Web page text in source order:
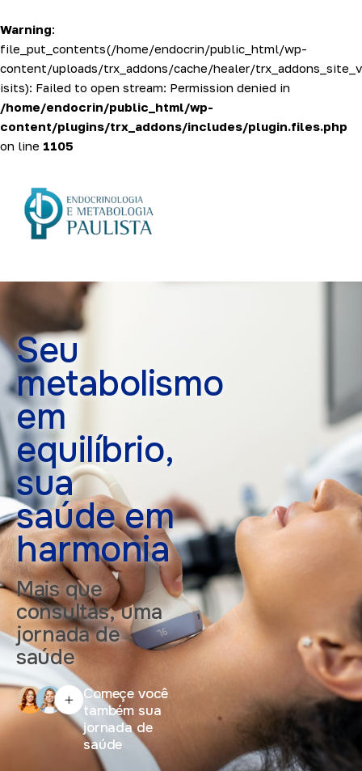
Warning:
file_put_contents(/home/endocrin/public_html/wp-
content/uploads/trx_addons/cache/healer/trx_addons_site_v
isits): Failed to open stream: Permission denied in
/home/endocrin/public_html/wp-
content/plugins/trx_addons/includes/plugin.files.php
on line 1105
Home
Pages
Blog
Seu
metabolismo
em
equilíbrio,
sua
saúde em
harmonia
Mais que
consultas, uma
jornada de
saúde
Começe você
também sua
jornada de
saúde